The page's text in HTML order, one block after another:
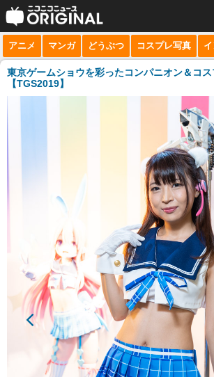
サービス一覧
niconico
ニコニコQ
アニメ マンガ どうぶつ コスプレ写真
東京ゲームショウを彩ったコンパニオン＆コ
【TGS2019】